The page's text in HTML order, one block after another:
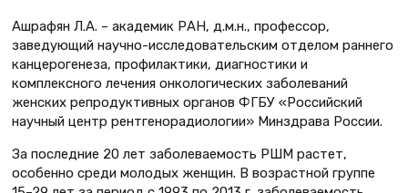
Ашрафян Л.А. – академик РАН, д.м.н., профессор,
заведующий научно-исследовательским отделом раннего
канцерогенеза, профилактики, диагностики и
комплексного лечения онкологических заболеваний
женских репродуктивных органов ФГБУ «Российский
научный центр рентгенорадиологии» Минздрава России.
За последние 20 лет заболеваемость РШМ растет,
особенно среди молодых женщин. В возрастной группе